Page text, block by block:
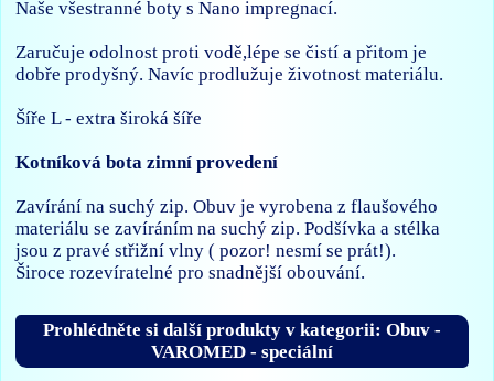
Naše všestranné boty s Nano impregnací.
Zaručuje odolnost proti vodě,lépe se čistí a přitom je
dobře prodyšný. Navíc prodlužuje životnost materiálu.
Šíře L - extra široká šíře
Kotníková bota zimní provedení
Zavírání na suchý zip. Obuv je vyrobena z flaušového
materiálu se zavíráním na suchý zip. Podšívka a stélka
jsou z pravé střižní vlny ( pozor! nesmí se prát!).
Široce rozevíratelné pro snadnější obouvání.
Prohlédněte si další produkty v kategorii: Obuv -
VAROMED - speciální